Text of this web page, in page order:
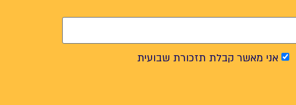
אני מאשר קבלת תזכורת שבועית